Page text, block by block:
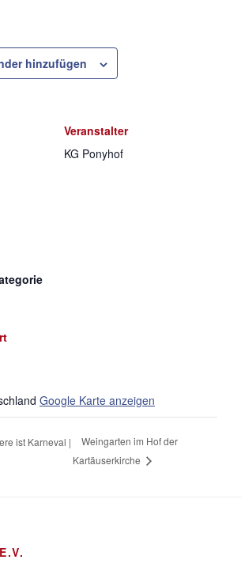
hinzufügen
Google Karte anzeigen
Veranstalter
KG Ponyhof
ist Karneval |
Weingarten im Hof der
Kartäuserkirche